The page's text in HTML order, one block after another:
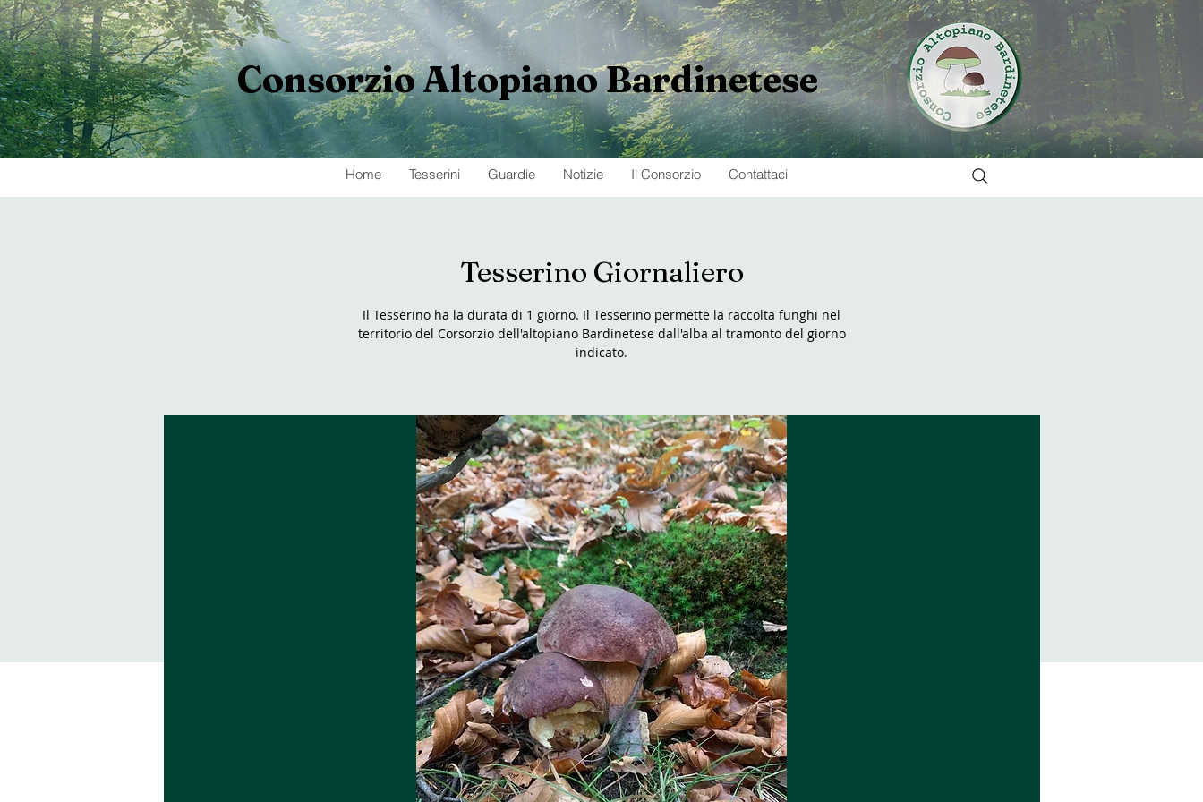
ConsorzioAltopianoBardinetese
Home Tesserini Guardie Notizie Il Consorzio Contattaci
Tesserino Giornaliero
Il Tesserino ha la durata di 1 giorno. Il Tesserino permette la raccolta funghi nel
territorio del Corsorzio dell'altopiano Bardinetese dall'alba al tramonto del giorno
indicato.